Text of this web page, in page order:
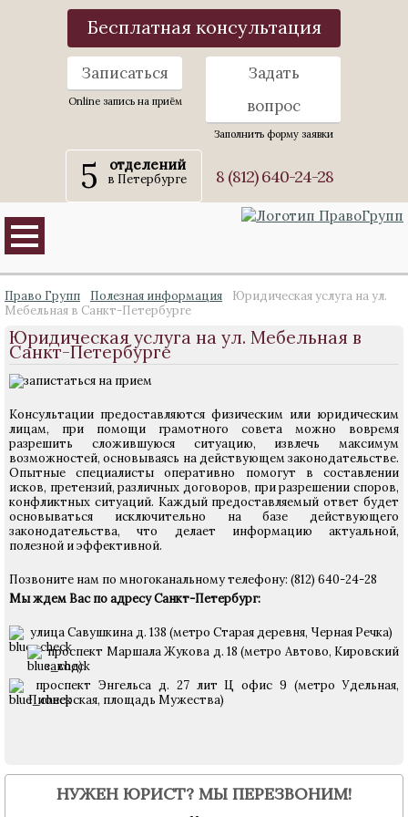
Бесплатная консультация
Записаться
Online запись на приём
Задать
вопрос
Заполнить форму заявки
5 отделений
в Петербурге 8 (812) 640-24-28
Право Групп Полезная информация
Юридическая услуга на ул.
Мебельная в Санкт-Петербурге
Юридическая услуга на ул. Мебельная в
Санкт-Петербурге
Консультации предоставляются физическим или юридическим
лицам, при помощи грамотного совета можно вовремя
разрешить сложившуюся ситуацию, извлечь максимум
возможностей, основываясь на действующем законодательстве.
Опытные специалисты оперативно помогут в составлении
исков, претензий, различных договоров, при разрешении споров,
конфликтных ситуаций. Каждый предоставляемый ответ будет
основываться исключительно на базе действующего
законодательства, что делает информацию актуальной,
полезной и эффективной.
Позвоните нам по многоканальному телефону: (812) 640-24-28
Мы ждем Вас по адресу Санкт-Петербург:
улица Савушкина д. 138 (метро Старая деревня, Черная Речка)
проспект Маршала Жукова д. 18 (метро Автово, Кировский
завод)
проспект Энгельса д. 27 лит Ц офис 9 (метро Удельная,
Пионерская, площадь Мужества)
НУЖЕН ЮРИСТ? МЫ ПЕРЕЗВОНИМ!